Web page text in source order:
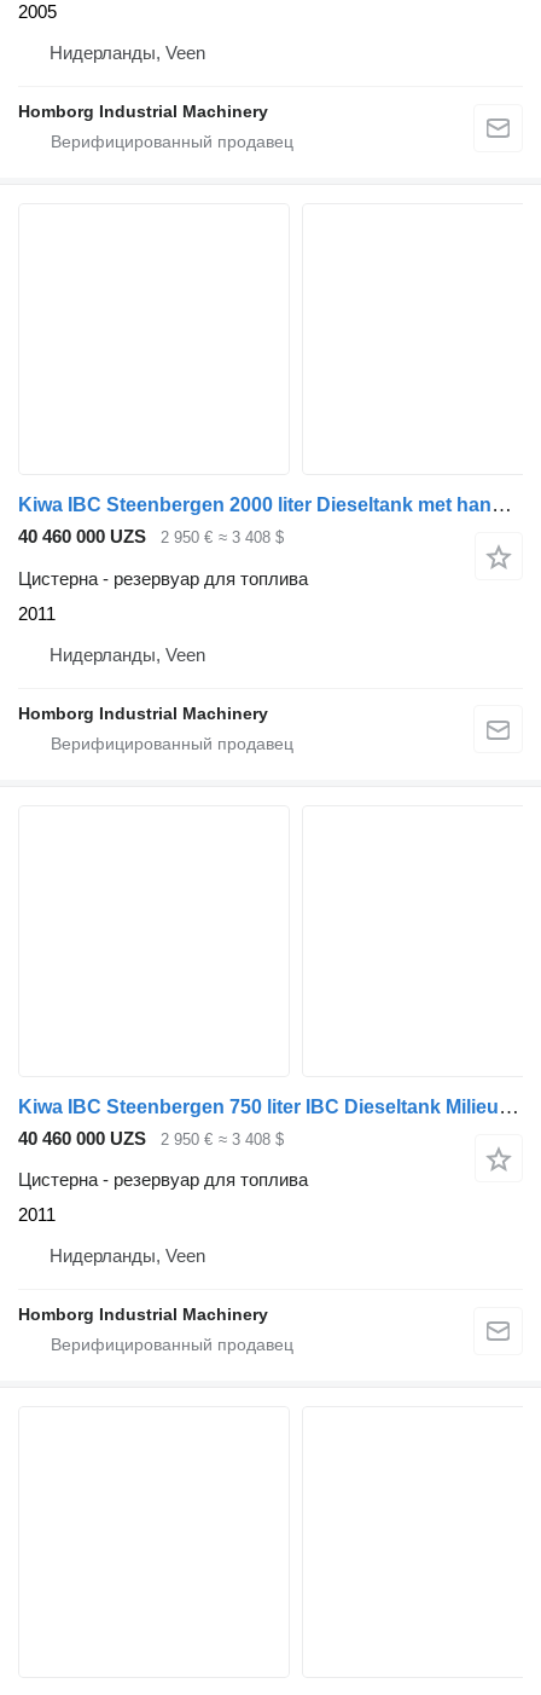
2005
Нидерланды, Veen
Homborg Industrial Machinery
Kiwa IBC Steenbergen 2000 liter Dieseltank met handpomp Milieutank
40 460 000 UZS 2 950 € ≈ 3 408 $
Цистерна - резервуар для топлива
2011
Нидерланды, Veen
Homborg Industrial Machinery
Kiwa IBC Steenbergen 750 liter IBC Dieseltank Milieutank gegalvansiee
40 460 000 UZS 2 950 € ≈ 3 408 $
Цистерна - резервуар для топлива
2011
Нидерланды, Veen
Homborg Industrial Machinery